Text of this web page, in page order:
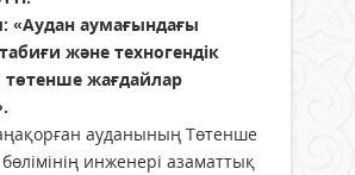
«Аудан аумағындағы
және техногендік
төтенше жағдайлар
ауданының Төтенше
инженері азаматтық